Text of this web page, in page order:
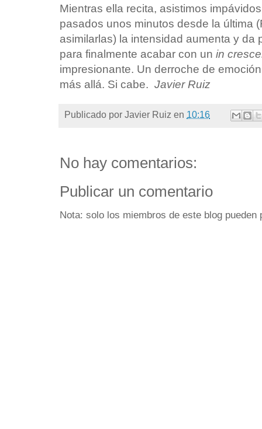
Mientras ella recita, asistimos
pasados unos minutos desde la última
asimilarlas) la intensidad aumenta y
para finalmente acabar con un in
impresionante. Un derroche de
más allá. Si cabe. Javier Ruiz
Publicado por Javier Ruiz en 10:16
No hay comentarios:
Publicar un comentario
Nota: solo los miembros de este blog pueden